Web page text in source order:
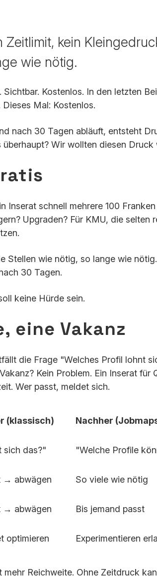
Zeitlimit, kein
wie nötig.
Kostenlos. In den letzten
Mal: Kostenlos.
nach 30 Tagen abläuft, entsteht
Wir wollten diesen Druck
Inserat schnell mehrere 100
Upgraden? Für KMU, die selten
Stellen wie nötig, so lange wie
30 Tagen.
keine Hürde sein.
eine Vakanz
die Frage "Welches Profil lohnt
Kein Problem. Ein Inserat für
Wer passt, meldet sich.
(klassisch) Nachher
sich das?" "Welche Profile
→ abwägen So viele wie nötig
→ abwägen Bis jemand passt
optimieren Experimentieren
Reichweite. Ohne Zeitdruck